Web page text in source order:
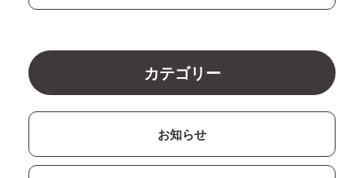
カテゴリー
お知らせ